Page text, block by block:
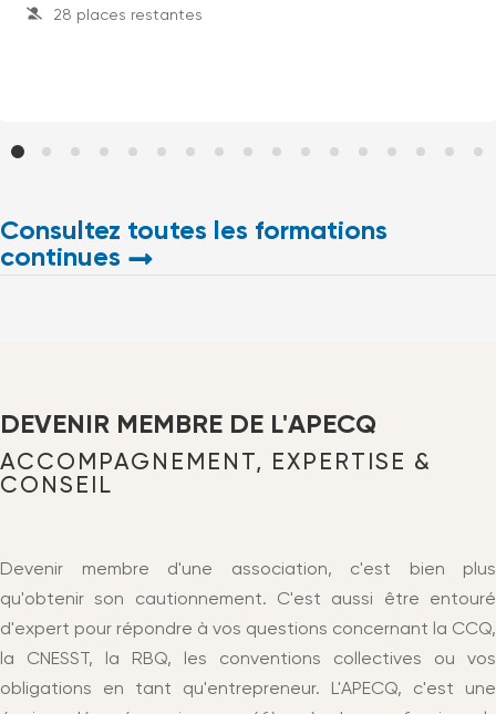
28 places restantes
Consultez toutes les formations
continues
DEVENIR MEMBRE DE L'APECQ
ACCOMPAGNEMENT, EXPERTISE &
CONSEIL
Devenir membre d'une association, c'est bien plus
qu'obtenir son cautionnement. C'est aussi être entouré
d'expert pour répondre à vos questions concernant la CCQ,
la CNESST, la RBQ, les conventions collectives ou vos
obligations en tant qu'entrepreneur. L'APECQ, c'est une